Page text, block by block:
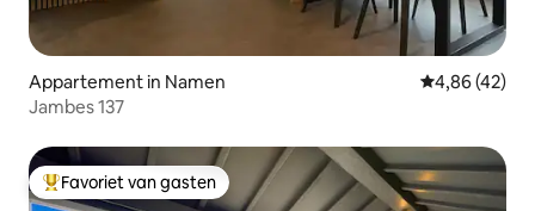
Appartement in Namen Gemiddelde
4,86 (42)
Jambes 137
Topfavoriet van gasten
Favoriet van gasten